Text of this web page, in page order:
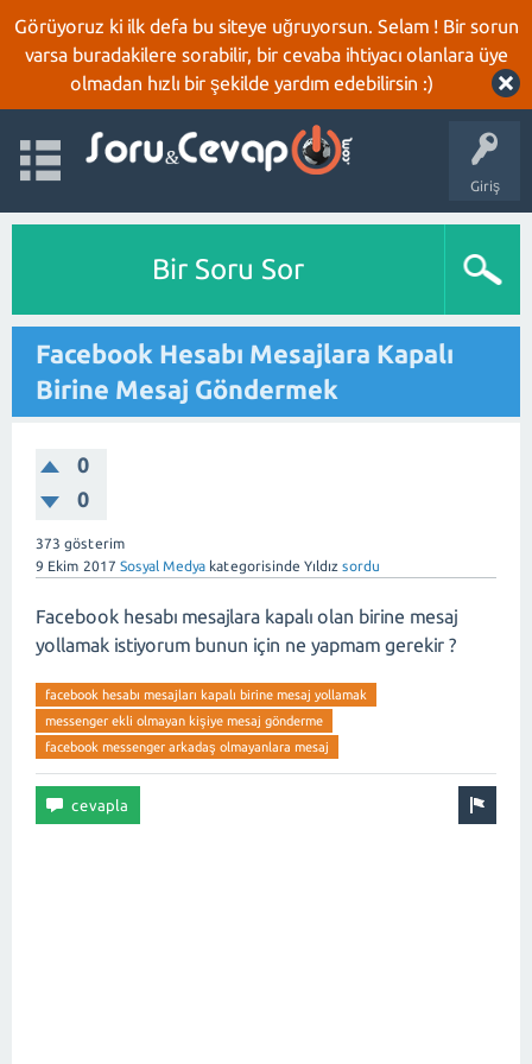
Görüyoruz ki ilk defa bu siteye uğruyorsun. Selam ! Bir sorun
varsa buradakilere sorabilir, bir cevaba ihtiyacı olanlara üye
olmadan hızlı bir şekilde yardım edebilirsin :)
Giriş
Bir Soru Sor
Facebook Hesabı Mesajlara Kapalı
Birine Mesaj Göndermek
0
0
373 gösterim
9 Ekim 2017 Sosyal Medya kategorisinde Yıldız sordu
Facebook hesabı mesajlara kapalı olan birine mesaj
yollamak istiyorum bunun için ne yapmam gerekir ?
facebook hesabı mesajları kapalı birine mesaj yollamak
messenger ekli olmayan kişiye mesaj gönderme
facebook messenger arkadaş olmayanlara mesaj